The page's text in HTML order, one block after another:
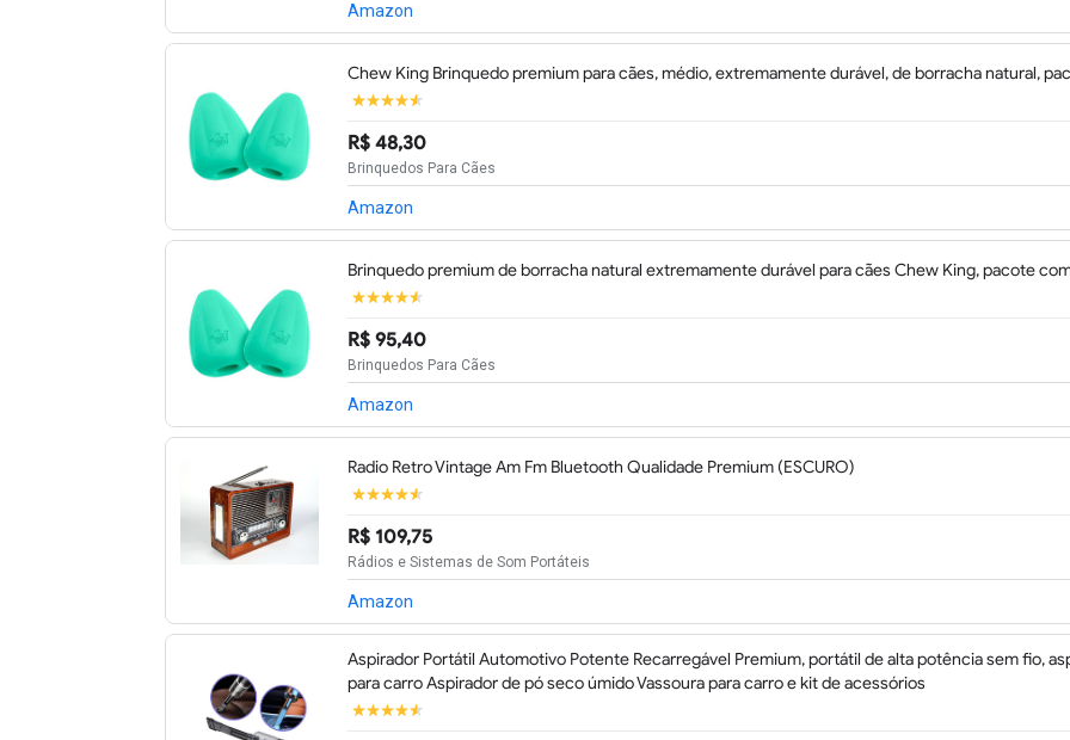
Amazon
Chew King Brinquedo premium para cães, médio, extremamente durável, de borracha natural,
R$ 48,30
Brinquedos Para Cães
Amazon
Brinquedo premium de borracha natural extremamente durável para cães Chew King, pacote
R$ 95,40
Brinquedos Para Cães
Amazon
Radio Retro Vintage Am Fm Bluetooth Qualidade Premium (ESCURO)
R$ 109,75
Rádios e Sistemas de Som Portáteis
Amazon
Aspirador Portátil Automotivo Potente Recarregável Premium, portátil de alta potência sem fio,
para carro Aspirador de pó seco úmido Vassoura para carro e kit de acessórios